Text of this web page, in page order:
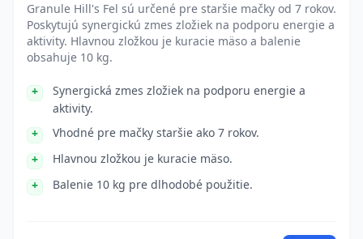
Granule Hill's Fel sú určené pre staršie mačky od 7 rokov.
Poskytujú synergickú zmes zložiek na podporu energie a
aktivity. Hlavnou zložkou je kuracie mäso a balenie
obsahuje 10 kg.
Synergická zmes zložiek na podporu energie a
aktivity.
Vhodné pre mačky staršie ako 7 rokov.
Hlavnou zložkou je kuracie mäso.
Balenie 10 kg pre dlhodobé použitie.